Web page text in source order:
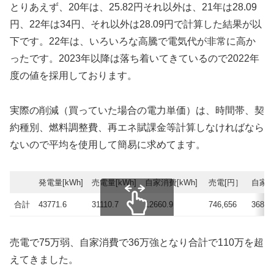
とりあえず、20年は、25.82円それ以外は、21年は28.09
円、22年は34円、それ以外は28.09円で計算した結果が以
下です。22年は、いろいろな高騰で電気代が非常に高か
ったです。2023年以降は落ち着いてきているので2022年
度の値を採用しております。
実際の削減（買っていた場合の電力単価）は、時間帯、契
約種別、燃料調整費、再エネ賦課金等計算しなければなら
ないので平均を使用して簡易に求めてます。
発電量[kWh] 売電量[kWh] 自家消費[kWh] 売電[円］ 自家
合計 43771.6 31110.7 12660.9 746,656
売電で75万弱、自家消費で36万強となり合計で110万を超
えてきました。